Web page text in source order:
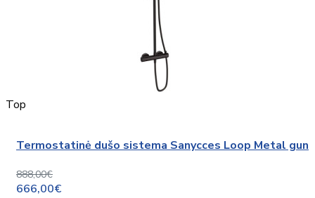
Top
Termostatinė dušo sistema Sanycces Loop Metal gun
888,00€
666,00€